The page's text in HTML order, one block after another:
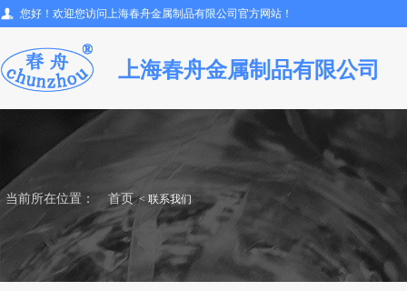
您好！欢迎您访问上海春舟金属制品有限公司官方网站！
上海春舟金属制品有限公司
当前所在位置： 首页 < 联系我们